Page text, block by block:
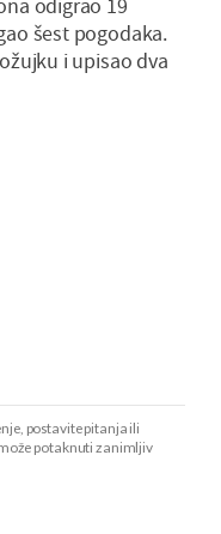
odigrao 19
šest pogodaka.
i upisao dva
postavite pitanja ili
potaknuti zanimljiv